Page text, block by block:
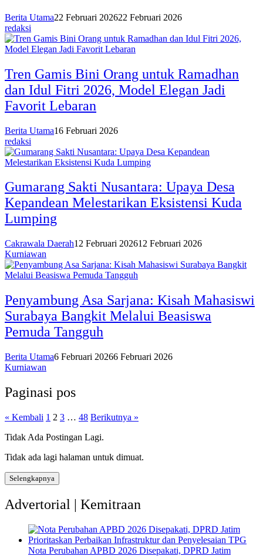
Berita Utama22 Februari 202622 Februari 2026
redaksi
Tren Gamis Bini Orang untuk Ramadhan
dan Idul Fitri 2026, Model Elegan Jadi
Favorit Lebaran
Berita Utama16 Februari 2026
redaksi
Gumarang Sakti Nusantara: Upaya Desa
Kepandean Melestarikan Eksistensi Kuda
Lumping
Cakrawala Daerah12 Februari 202612 Februari 2026
Kurniawan
Penyambung Asa Sarjana: Kisah Mahasiswi
Surabaya Bangkit Melalui Beasiswa
Pemuda Tangguh
Berita Utama6 Februari 20266 Februari 2026
Kurniawan
Paginasi pos
« Kembali 1 2 3 … 48 Berikutnya »
Tidak Ada Postingan Lagi.
Tidak ada lagi halaman untuk dimuat.
Selengkapnya
Advertorial | Kemitraan
Nota Perubahan APBD 2026 Disepakati, DPRD Jatim